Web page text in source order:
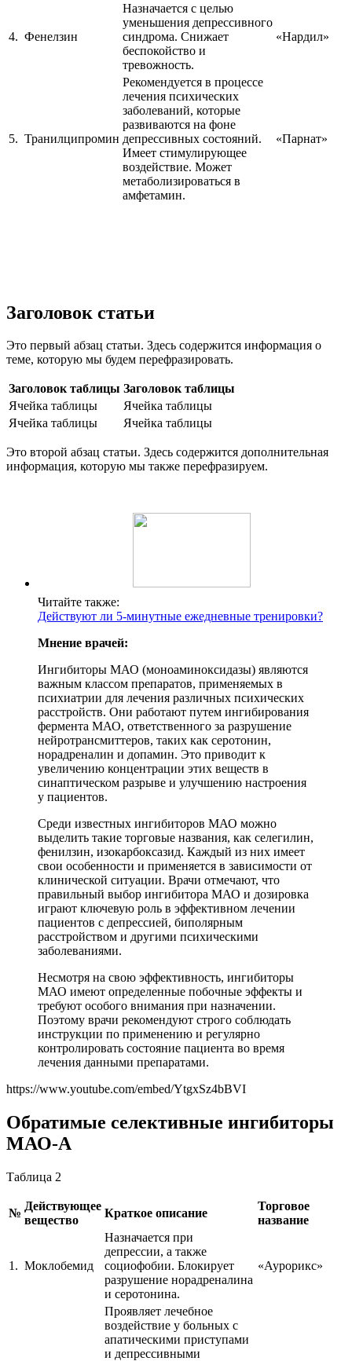
4. Фенелзин
Назначается с целью
уменьшения депрессивного
синдрома. Снижает
беспокойство и
тревожность.
«Нардил»
5. Транилципромин
Рекомендуется в процессе
лечения психических
заболеваний, которые
развиваются на фоне
депрессивных состояний.
Имеет стимулирующее
воздействие. Может
метаболизироваться в
амфетамин.
«Парнат»
Заголовок статьи
Это первый абзац статьи. Здесь содержится информация о
теме, которую мы будем перефразировать.
Заголовок таблицы Заголовок таблицы
Ячейка таблицы
Ячейка таблицы
Ячейка таблицы
Ячейка таблицы
Это второй абзац статьи. Здесь содержится дополнительная
информация, которую мы также перефразируем.
Читайте также:
Действуют ли 5-минутные ежедневные тренировки?
Мнение врачей:
Ингибиторы МАО (моноаминоксидазы) являются
важным классом препаратов, применяемых в
психиатрии для лечения различных психических
расстройств. Они работают путем ингибирования
фермента МАО, ответственного за разрушение
нейротрансмиттеров, таких как серотонин,
норадреналин и допамин. Это приводит к
увеличению концентрации этих веществ в
синаптическом разрыве и улучшению настроения
у пациентов.
Среди известных ингибиторов МАО можно
выделить такие торговые названия, как селегилин,
фенилзин, изокарбоксазид. Каждый из них имеет
свои особенности и применяется в зависимости от
клинической ситуации. Врачи отмечают, что
правильный выбор ингибитора МАО и дозировка
играют ключевую роль в эффективном лечении
пациентов с депрессией, биполярным
расстройством и другими психическими
заболеваниями.
Несмотря на свою эффективность, ингибиторы
МАО имеют определенные побочные эффекты и
требуют особого внимания при назначении.
Поэтому врачи рекомендуют строго соблюдать
инструкции по применению и регулярно
контролировать состояние пациента во время
лечения данными препаратами.
https://www.youtube.com/embed/YtgxSz4bBVI
Обратимые селективные ингибиторы
МАО-А
Таблица 2
№
Действующее
вещество
Краткое описание
Торговое
название
1. Моклобемид
Назначается при
депрессии, а также
социофобии. Блокирует
разрушение норадреналина
и серотонина.
«Аурорикс»
Проявляет лечебное
воздействие у больных с
апатическими приступами
и депрессивными